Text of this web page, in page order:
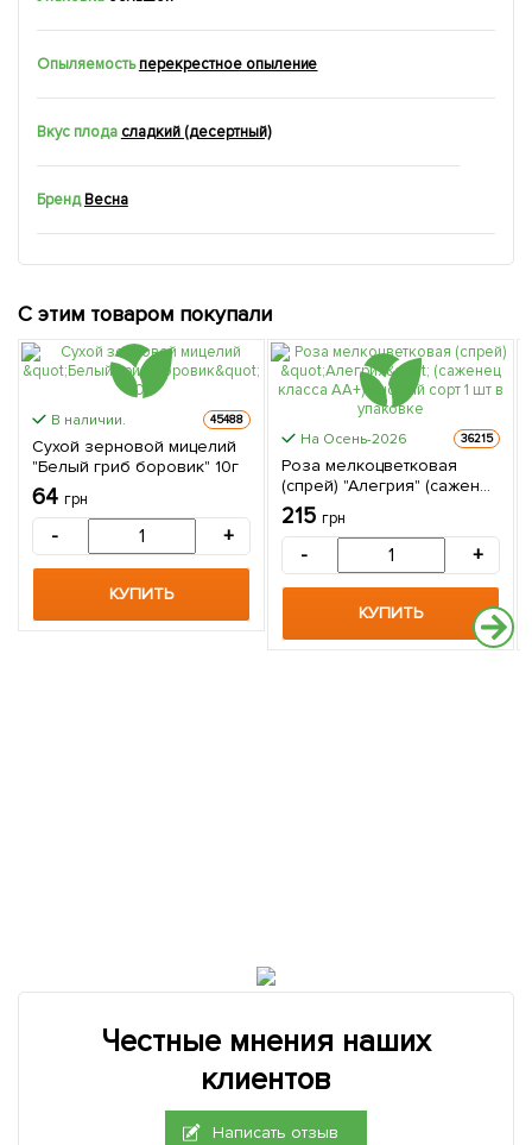
Опыляемостьперекрестное опыление
Вкус плода сладкий (десертный)
Бренд Весна
С этим товаром покупали
В наличии. 45488
Сухой зерновой мицелий
"Белый гриб боровик" 10г
64 грн
- +
КУПИТЬ
На Осень-2026 36215
Роза мелкоцветковая
(спрей) "Алегрия" (саженец
класса АА+) высший сорт 1
шт в упаковке
215 грн
- +
КУПИТЬ
Честные мнения наших
клиентов
Написать отзыв